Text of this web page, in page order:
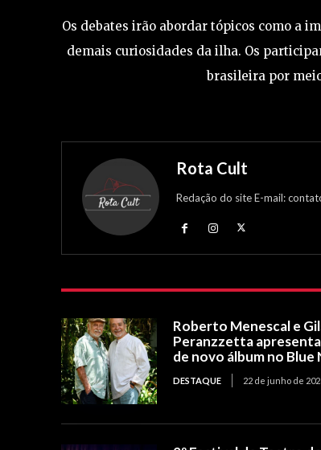
Os debates irão abordar tópicos como a
demais curiosidades da ilha. Os
brasileira por
Rota Cult
Redação do site E-mail:
Roberto Menescal e
Peranzzetta
de novo álbum no Blue
DESTAQUE 22 de junho de